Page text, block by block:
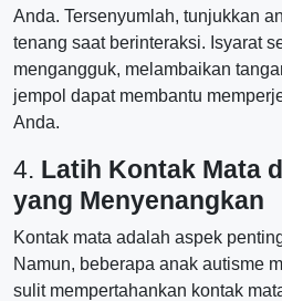
Anda. Tersenyumlah, tunjukkan
tenang saat berinteraksi. Isyarat
mengangguk, melambaikan
jempol dapat membantu
Anda.
4. Latih Kontak Mata
yang Menyenangkan
Kontak mata adalah aspek
Namun, beberapa anak autisme
sulit mempertahankan kontak